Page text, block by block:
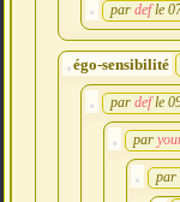
par def le
égo-sensibilité
par def le
par
par